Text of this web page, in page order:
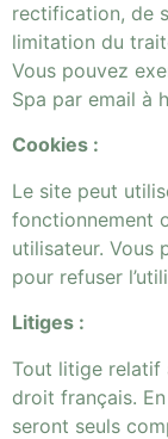
rectification, de
limitation du
Vous pouvez
Spa par email à
Cookies :
Le site peut
fonctionnement
utilisateur. Vous
pour refuser
Litiges :
Tout litige relatif
droit français.
seront seuls